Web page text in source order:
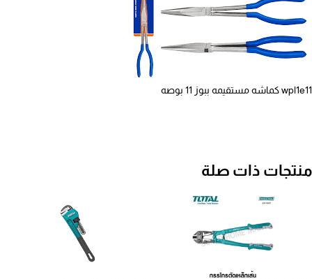
wpl1e11 كماشه مستقيمه ببوز 11 بوصه
منتجات ذات صلة